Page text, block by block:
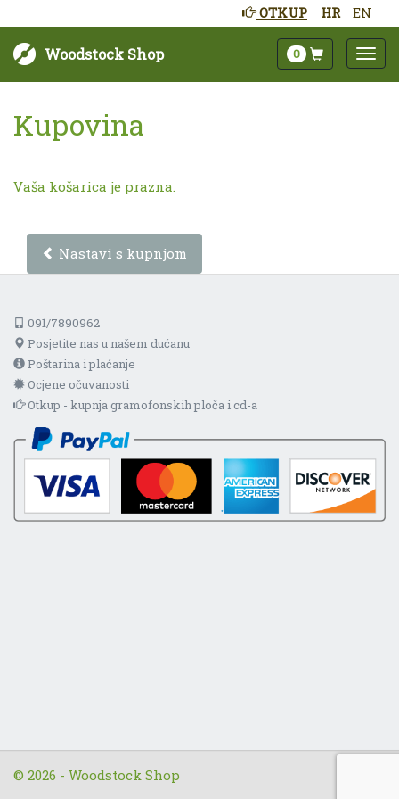
HR EN
OTKUP
Woodstock Shop 0
Kupovina
Vaša košarica je prazna.
Nastavi s kupnjom
091/7890962
Posjetite nas u našem dućanu
Poštarina i plaćanje
Ocjene očuvanosti
Otkup - kupnja gramofonskih ploča i cd-a
© 2026 - Woodstock Shop